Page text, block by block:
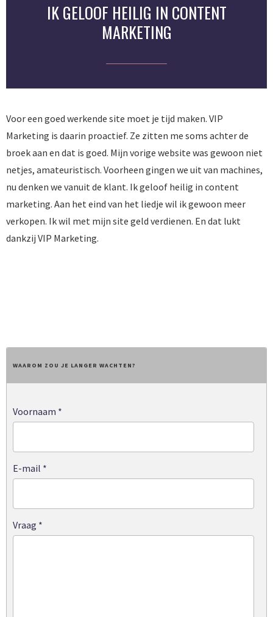
IK GELOOF HEILIG IN CONTENT
MARKETING
Voor een goed werkende site moet je tijd maken. VIP
Marketing is daarin proactief. Ze zitten me soms achter de
broek aan en dat is goed. Mijn vorige website was gewoon niet
netjes, amateuristisch. Voorheen gingen we uit van machines,
nu denken we vanuit de klant. Ik geloof heilig in content
marketing. Aan het eind van het liedje wil ik gewoon meer
verkopen. Ik wil met mijn site geld verdienen. En dat lukt
dankzij VIP Marketing.
WAAROM ZOU JE LANGER WACHTEN?
Voornaam *
E-mail *
Vraag *